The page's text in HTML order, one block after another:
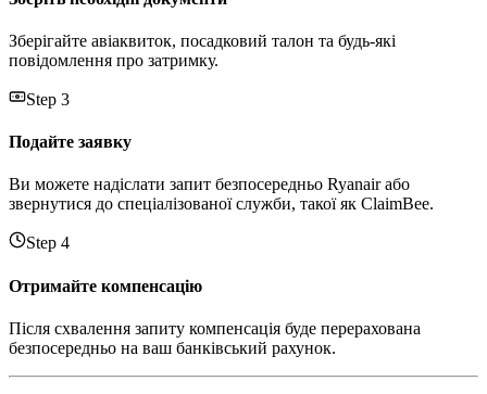
Зберігайте авіаквиток, посадковий талон та будь-які
повідомлення про затримку.
Step 3
Подайте заявку
Ви можете надіслати запит безпосередньо Ryanair або
звернутися до спеціалізованої служби, такої як ClaimBee.
Step 4
Отримайте компенсацію
Після схвалення запиту компенсація буде перерахована
безпосередньо на ваш банківський рахунок.